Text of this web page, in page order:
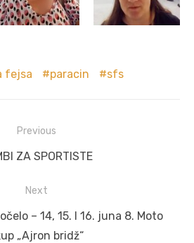
fejsa paracin sfs
Previous
ZA SPORTISTE
Next
– 14, 15. I 16. juna 8. Moto
„Ajron bridž“